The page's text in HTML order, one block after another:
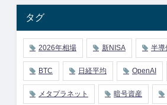
タグ
2026年相場 新NISA 半導
BTC 日経平均 OpenAI
メタプラネット 暗号資産